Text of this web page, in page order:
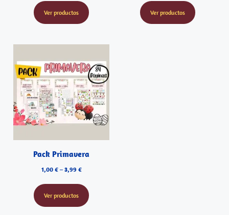
Ver productos Ver productos
Pack Primavera
1,00 €– 3,99 €
Ver productos